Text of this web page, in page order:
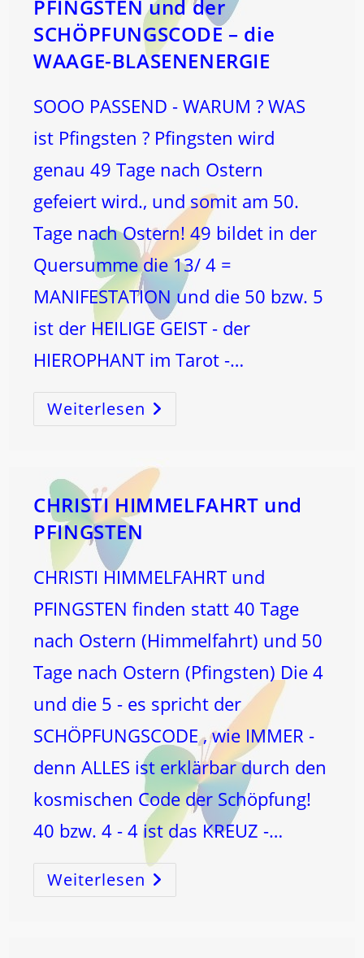
PFINGSTEN und der
SCHÖPFUNGSCODE – die
WAAGE-BLASENENERGIE
SOOO PASSEND - WARUM ? WAS
ist Pfingsten ? Pfingsten wird
genau 49 Tage nach Ostern
gefeiert wird., und somit am 50.
Tage nach Ostern! 49 bildet in der
Quersumme die 13/ 4 =
MANIFESTATION und die 50 bzw. 5
ist der HEILIGE GEIST - der
HIEROPHANT im Tarot -…
Weiterlesen PFINGSTEN
Und
Der
WAAGE-
BLASENENERGIE
CHRISTI HIMMELFAHRT und
PFINGSTEN
CHRISTI HIMMELFAHRT und
PFINGSTEN finden statt 40 Tage
nach Ostern (Himmelfahrt) und 50
Tage nach Ostern (Pfingsten) Die 4
und die 5 - es spricht der
SCHÖPFUNGSCODE , wie IMMER -
denn ALLES ist erklärbar durch den
kosmischen Code der Schöpfung!
40 bzw. 4 - 4 ist das KREUZ -…
Weiterlesen CHRISTI
HIMMELFAHRT
Und